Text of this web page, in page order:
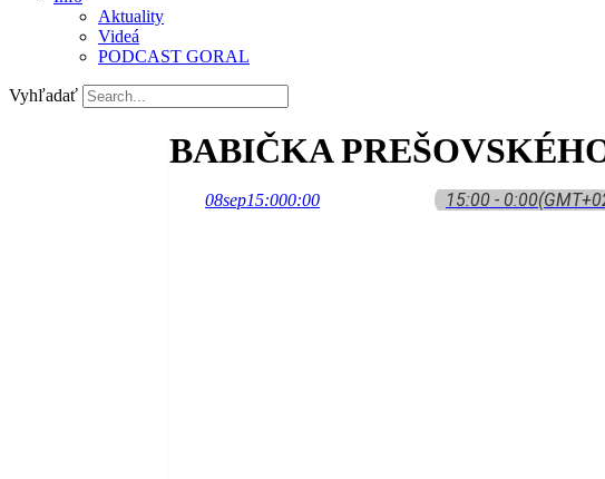
Aktuality
Videá
PODCAST GORAL
Vyhľadať
BABIČKA
08sep15:000:00 15:00 - 0:00